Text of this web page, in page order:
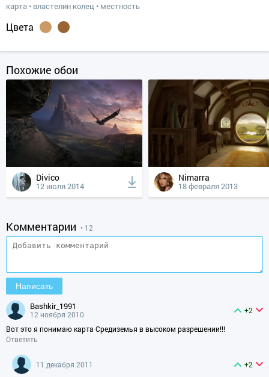
карта • властелин колец • местность
Цвета
Похожие обои
Divico
12 июля 2014
Nimarra
18 февраля 2013
Комментарии • 12
bashkir_1991
12 ноября 2010
+2
Вот это я понимаю карта Средиземья в высоком разрешении!!!
Ответить
11 декабря 2011
+2